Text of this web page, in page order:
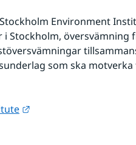
Environment
Stockholm, översvämning
som ska
Länk till annan